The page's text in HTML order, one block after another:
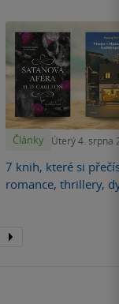
Články Úterý 4. srpna
7 knih, které si
romance, thrillery,